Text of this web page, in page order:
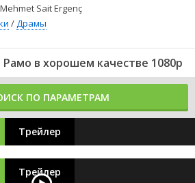
Sait Ergenç
/Драмы
в хорошем качестве 1080p
ПО ПАРАМЕТРАМ
Трейлер
Трейлер